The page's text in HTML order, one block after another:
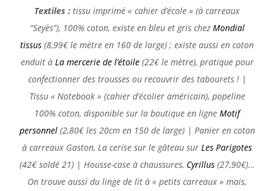
Textiles : tissu imprimé « cahier d’école » (à carreaux
“Seyès”), 100% coton, existe en bleu et gris chez Mondial
tissus (8,99€ le mètre en 160 de large) ; existe aussi en coton
enduit à La mercerie de l’étoile(22€ le mètre), pratique pour
confectionner des trousses ou recouvrir des tabourets ! |
Tissu « Notebook » (cahier d’écolier américain), popeline
100% coton, disponible sur la boutique en ligne Motif
personnel(2,80€ les 20cm en 150 de large) | Panier en coton
à carreaux Gaston, La cerise sur le gâteau sur Les Parigotes
(42€ soldé 21)| Housse-case à chaussures, Cyrillus(27,90€)…
On trouve aussi du linge de lit à « petits carreaux » mais,